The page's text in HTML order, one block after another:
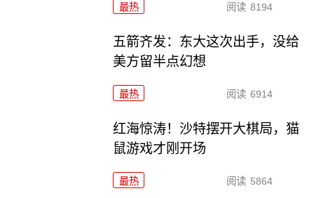
最热 阅读 8194
五箭齐发：东大这次出手，没给
美方留半点幻想
最热 阅读 6914
红海惊涛！沙特摆开大棋局，猫
鼠游戏才刚开场
最热 阅读 5864